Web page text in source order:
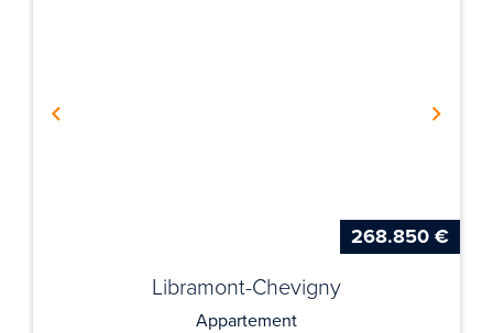
268.850 €
Libramont-Chevigny
Appartement